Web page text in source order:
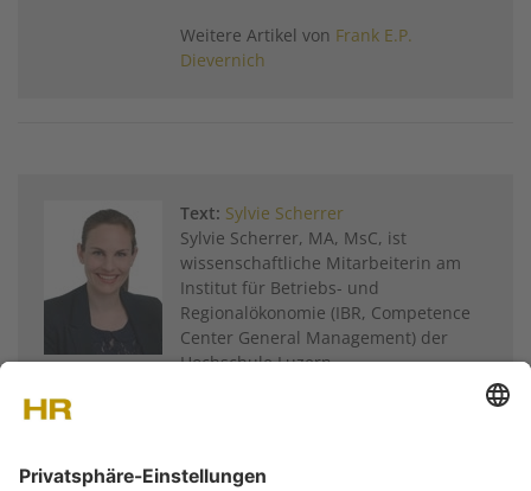
Weitere Artikel von Frank E.P.
Dievernich
Text: Sylvie Scherrer
Sylvie Scherrer, MA, MsC, ist
wissenschaftliche Mitarbeiterin am
Institut für Betriebs- und
Regionalökonomie (IBR, Competence
Center General Management) der
Hochschule Luzern.